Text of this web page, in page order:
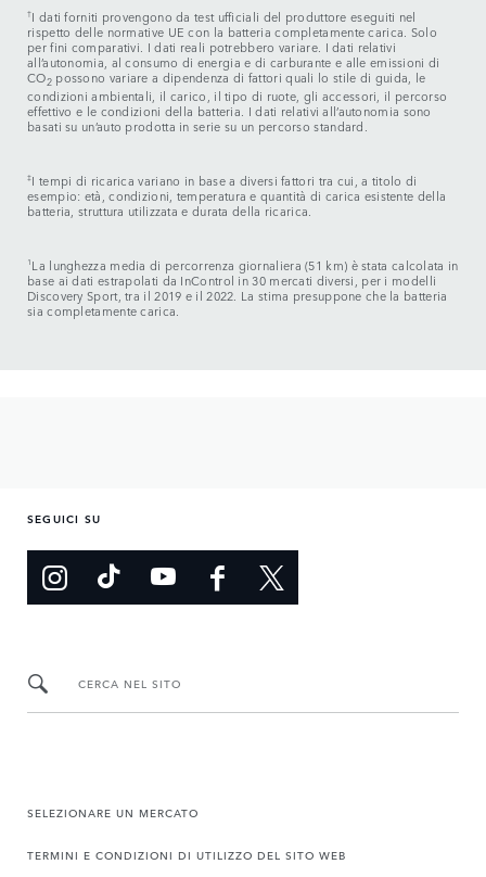
†I dati forniti provengono da test ufficiali del produttore eseguiti nel
rispetto delle normative UE con la batteria completamente carica. Solo
per fini comparativi. I dati reali potrebbero variare. I dati relativi
all’autonomia, al consumo di energia e di carburante e alle emissioni di
CO2possono variare a dipendenza di fattori quali lo stile di guida, le
condizioni ambientali, il carico, il tipo di ruote, gli accessori, il percorso
effettivo e le condizioni della batteria. I dati relativi all’autonomia sono
basati su un’auto prodotta in serie su un percorso standard.
‡I tempi di ricarica variano in base a diversi fattori tra cui, a titolo di
esempio: età, condizioni, temperatura e quantità di carica esistente della
batteria, struttura utilizzata e durata della ricarica.
1 La lunghezza media di percorrenza giornaliera (51 km) è stata calcolata in
base ai dati estrapolati da InControl in 30 mercati diversi, per i modelli
Discovery Sport, tra il 2019 e il 2022. La stima presuppone che la batteria
sia completamente carica.
SEGUICI SU
CERCA NEL SITO
SELEZIONARE UN MERCATO
TERMINI E CONDIZIONI DI UTILIZZO DEL SITO WEB